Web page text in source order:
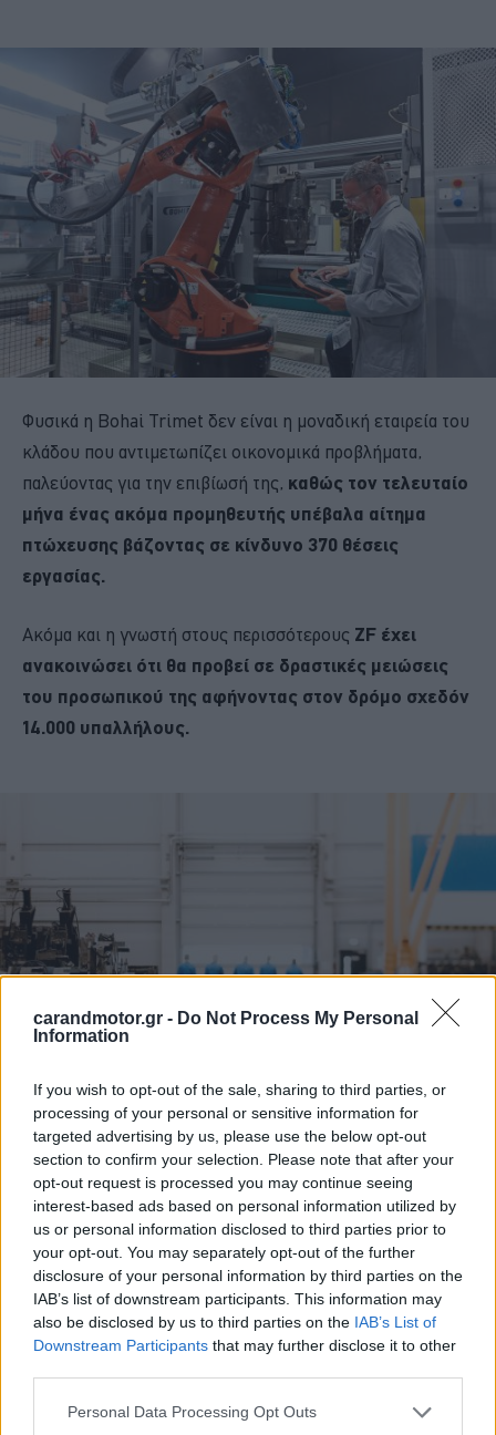
carandmotor.gr - Do Not Process My Personal
Information
If you wish to opt-out of the sale, sharing to third parties, or
processing of your personal or sensitive information for
targeted advertising by us, please use the below opt-out
section to confirm your selection. Please note that after your
opt-out request is processed you may continue seeing
interest-based ads based on personal information utilized by
us or personal information disclosed to third parties prior to
your opt-out. You may separately opt-out of the further
disclosure of your personal information by third parties on the
IAB’s list of downstream participants. This information may
also be disclosed by us to third parties on the IAB’s List of
Downstream Participants that may further disclose it to other
Please note that this website/app uses one or more Google
Personal Data Processing Opt Outs
Φυσικά η Bohai Trimet δεν είναι η μοναδική εταιρεία του
κλάδου που αντιμετωπίζει οικονομικά προβλήματα,
παλεύοντας για την επιβίωσή της, καθώς τον τελευταίο
μήνα ένας ακόμα προμηθευτής υπέβαλα αίτημα
πτώχευσης βάζοντας σε κίνδυνο 370 θέσεις
εργασίας.
Ακόμα και η γνωστή στους περισσότερους ZF έχει
ανακοινώσει ότι θα προβεί σε δραστικές μειώσεις
του προσωπικού της αφήνοντας στον δρόμο σχεδόν
14.000 υπαλλήλους.